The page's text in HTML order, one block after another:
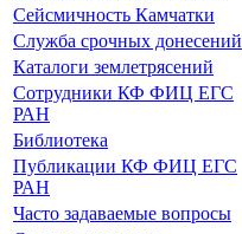
Сейсмичность Камчатки
Служба срочных донесений
Каталоги землетрясений
Сотрудники КФ ФИЦ ЕГС
РАН
Библиотека
Публикации КФ ФИЦ ЕГС
РАН
Часто задаваемые вопросы